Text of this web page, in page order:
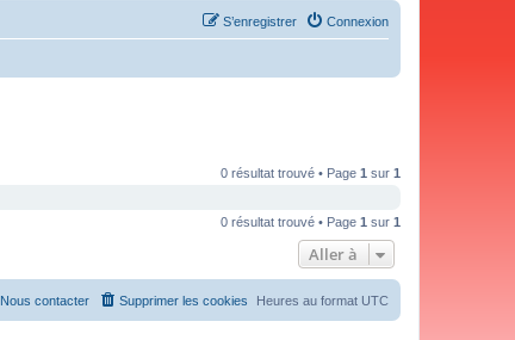
Connexion
S’enregistrer
0 résultat trouvé • Page 1 sur 1
0 résultat trouvé • Page 1 sur 1
Aller à
Heures au format UTC
Supprimer les cookies
Nous contacter